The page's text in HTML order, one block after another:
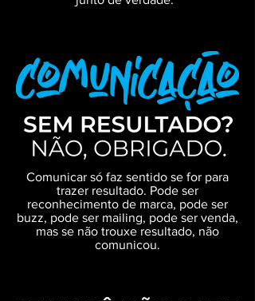
Comunicar só faz sentido se for para
trazer resultado. Pode ser
reconhecimento de marca, pode ser
buzz, pode ser mailing, pode ser venda,
mas se não trouxe resultado, não
comunicou.